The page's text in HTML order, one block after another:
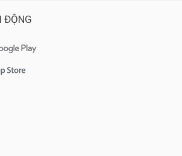
600.000 đồng - 1.500.000 đồng/tùy size
ĐỘNG